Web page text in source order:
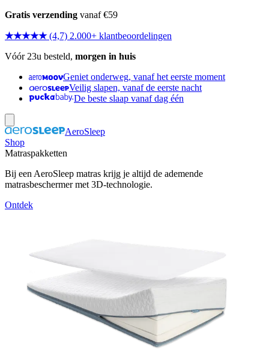
Gratis verzending vanaf €59
★★★★★ (4,7) 2.000+ klantbeoordelingen
Vóór 23u besteld, morgen in huis
Geniet onderweg, vanaf het eerste moment
Veilig slapen, vanaf de eerste nacht
De beste slaap vanaf dag één
AeroSleep
Shop
Matraspakketten
Bij een AeroSleep matras krijg je altijd de ademende
matrasbeschermer met 3D-technologie.
Ontdek